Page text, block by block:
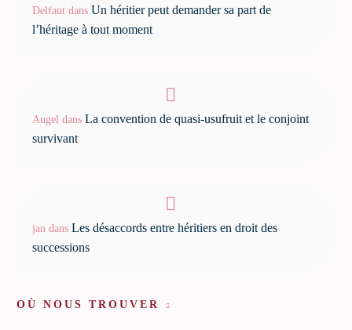
Delfaut dans Un héritier peut demander sa part de
l’héritage à tout moment
Augel dans La convention de quasi-usufruit et le conjoint
survivant
jan dans Les désaccords entre héritiers en droit des
successions
OÙ NOUS TROUVER